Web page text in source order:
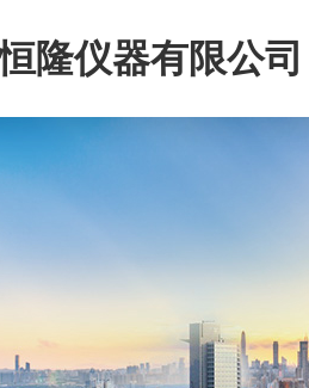
隆仪器有限公司